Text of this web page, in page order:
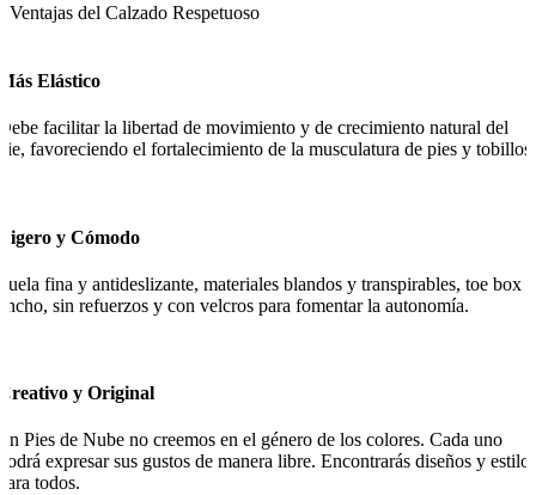
Ventajas del Calzado Respetuoso
Elástico
facilitar la libertad de movimiento y de crecimiento natural del
favoreciendo el fortalecimiento de la musculatura de pies y tobillos.
y Cómodo
fina y antideslizante, materiales blandos y transpirables, toe box
sin refuerzos y con velcros para fomentar la autonomía.
y Original
Pies de Nube no creemos en el género de los colores. Cada uno
expresar sus gustos de manera libre. Encontrarás diseños y estilos
todos.